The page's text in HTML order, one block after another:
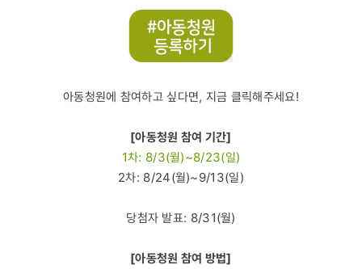
아동청원에 참여하고 싶다면, 지금 클릭해주세요!
[아동청원 참여 기간]
1차: 8/3(월)~8/23(일)
2차: 8/24(월)~9/13(일)
당첨자 발표: 8/31(월)
[아동청원 참여 방법]